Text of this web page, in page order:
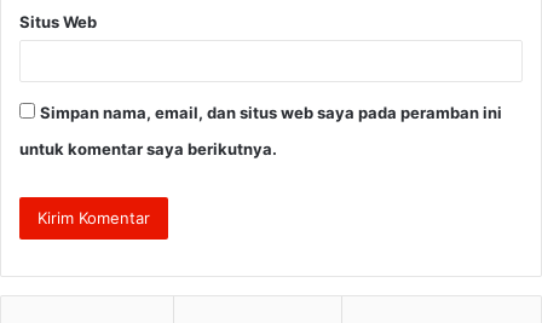
Situs Web
Simpan nama, email, dan situs web saya pada peramban ini
untuk komentar saya berikutnya.